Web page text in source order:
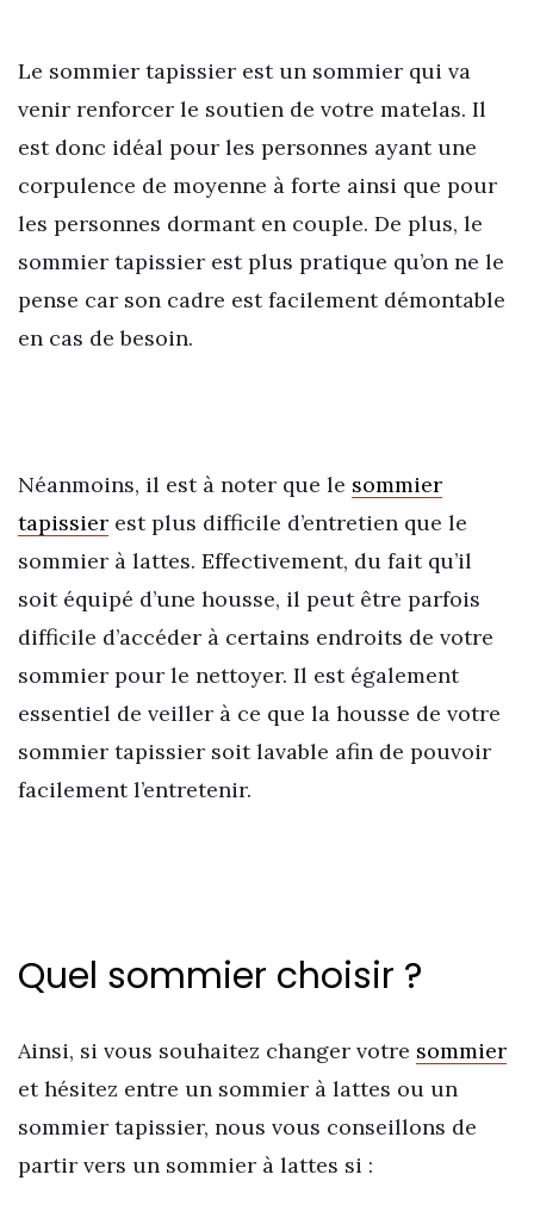
Le sommier tapissier est un sommier qui va
venir renforcer le soutien de votre matelas. Il
est donc idéal pour les personnes ayant une
corpulence de moyenne à forte ainsi que pour
les personnes dormant en couple. De plus, le
sommier tapissier est plus pratique qu’on ne le
pense car son cadre est facilement démontable
en cas de besoin.
Néanmoins, il est à noter que le sommier
tapissier est plus difficile d’entretien que le
sommier à lattes. Effectivement, du fait qu’il
soit équipé d’une housse, il peut être parfois
difficile d’accéder à certains endroits de votre
sommier pour le nettoyer. Il est également
essentiel de veiller à ce que la housse de votre
sommier tapissier soit lavable afin de pouvoir
facilement l’entretenir.
Quel sommier choisir ?
Ainsi, si vous souhaitez changer votre sommier
et hésitez entre un sommier à lattes ou un
sommier tapissier, nous vous conseillons de
partir vers un sommier à lattes si :